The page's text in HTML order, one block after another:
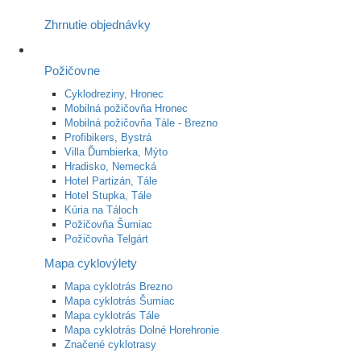
Zhrnutie objednávky
Požičovne
Cyklodreziny, Hronec
Mobilná požičovňa Hronec
Mobilná požičovňa Tále - Brezno
Profibikers, Bystrá
Villa Ďumbierka, Mýto
Hradisko, Nemecká
Hotel Partizán, Tále
Hotel Stupka, Tále
Kúria na Táloch
Požičovňa Šumiac
Požičovňa Telgárt
Mapa cyklovýlety
Mapa cyklotrás Brezno
Mapa cyklotrás Šumiac
Mapa cyklotrás Tále
Mapa cyklotrás Dolné Horehronie
Značené cyklotrasy